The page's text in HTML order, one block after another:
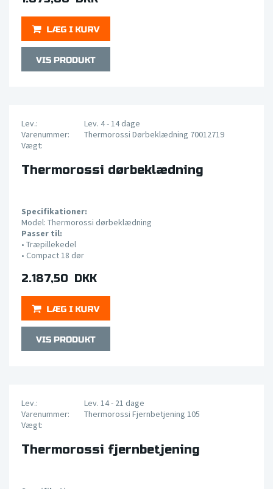
Lev.:
Lev. 4 - 14 dage
Varenummer:
Thermorossi Dørbeklædning 70012719
Vægt:
Thermorossi dørbeklædning
Specifikationer:
Model: Thermorossi dørbeklædning
Passer til:
• Træpillekedel
• Compact 18 dør
2.187,50 DKK
Lev.:
Lev. 14 - 21 dage
Varenummer:
Thermorossi Fjernbetjening 105
Vægt:
Thermorossi fjernbetjening